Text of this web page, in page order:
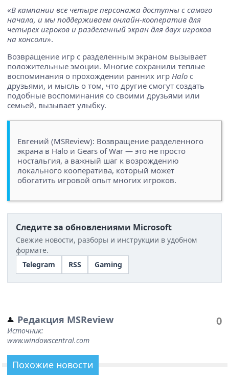
«В кампании все четыре персонажа доступны с самого
начала, и мы поддерживаем онлайн-кооператив для
четырех игроков и разделенный экран для двух игроков
на консоли».
Возвращение игр с разделенным экраном вызывает
положительные эмоции. Многие сохранили теплые
воспоминания о прохождении ранних игр Halo с
друзьями, и мысль о том, что другие смогут создать
подобные воспоминания со своими друзьями или
семьей, вызывает улыбку.
Евгений (MSReview): Возвращение разделенного
экрана в Halo и Gears of War — это не просто
ностальгия, а важный шаг к возрождению
локального кооператива, который может
обогатить игровой опыт многих игроков.
Следите за обновлениями Microsoft
Свежие новости, разборы и инструкции в удобном
формате.
Telegram
RSS Gaming
Редакция MSReview
Источник:
www.windowscentral.com
0
Похожие новости